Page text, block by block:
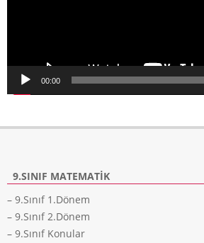
00:00
9.SINIF MATEMATIK
– 9.Sınıf 1.Dönem
– 9.Sınıf 2.Dönem
– 9.Sınıf Konular